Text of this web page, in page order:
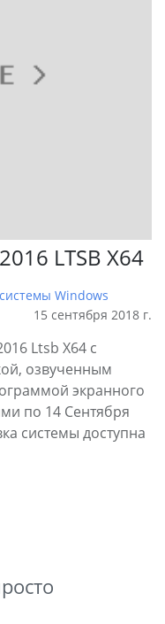
LTSB X64
Windows
15 сентября 2018 г.
Ltsb X64 с
озвученным
экранного
по 14 Сентября
системы доступна